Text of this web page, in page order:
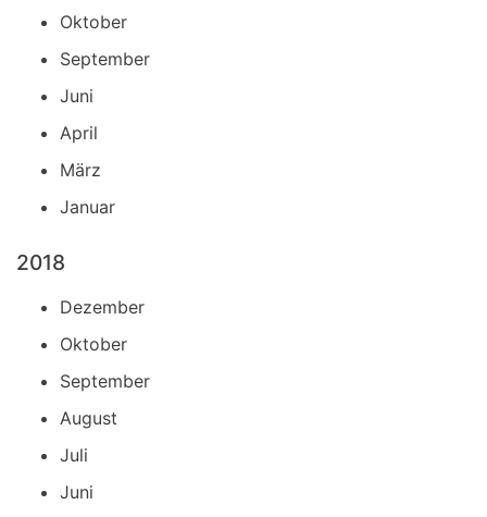
Oktober
September
Juni
April
März
Januar
2018
Dezember
Oktober
September
August
Juli
Juni